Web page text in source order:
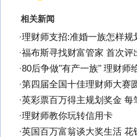
相关新闻
·理财师支招:准婚一族怎样规
·福布斯寻找财富管家 首次评
·80后争做"有产一族" 理财师
·第四届全国十佳理财师大赛
·英彩票百万得主规划奖金 每
·理财师教你玩转信用卡
·英国百万富翁谈大奖生活 花